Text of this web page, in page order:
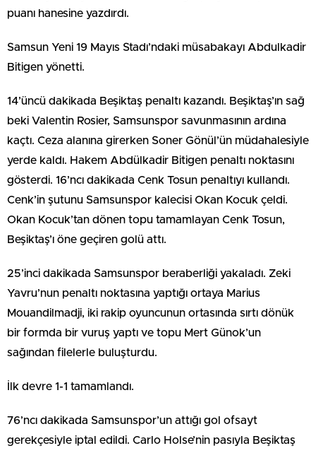
puanı hanesine yazdırdı.
Samsun Yeni 19 Mayıs Stadı’ndaki müsabakayı Abdulkadir
Bitigen yönetti.
14’üncü dakikada Beşiktaş penaltı kazandı. Beşiktaş’ın sağ
beki Valentin Rosier, Samsunspor savunmasının ardına
kaçtı. Ceza alanına girerken Soner Gönül’ün müdahalesiyle
yerde kaldı. Hakem Abdülkadir Bitigen penaltı noktasını
gösterdi. 16’ncı dakikada Cenk Tosun penaltıyı kullandı.
Cenk’in şutunu Samsunspor kalecisi Okan Kocuk çeldi.
Okan Kocuk’tan dönen topu tamamlayan Cenk Tosun,
Beşiktaş’ı öne geçiren golü attı.
25’inci dakikada Samsunspor beraberliği yakaladı. Zeki
Yavru’nun penaltı noktasına yaptığı ortaya Marius
Mouandilmadji, iki rakip oyuncunun ortasında sırtı dönük
bir formda bir vuruş yaptı ve topu Mert Günok’un
sağından filelerle buluşturdu.
İlk devre 1-1 tamamlandı.
76’ncı dakikada Samsunspor’un attığı gol ofsayt
gerekçesiyle iptal edildi. Carlo Holse’nin pasıyla Beşiktaş